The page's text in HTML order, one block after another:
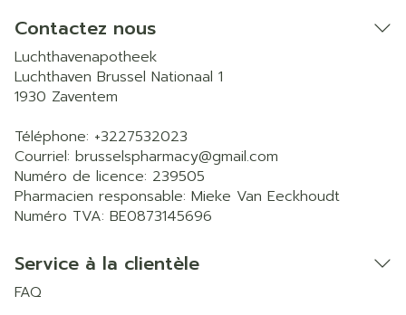
Contactez nous
Luchthavenapotheek
Luchthaven Brussel Nationaal 1
1930 Zaventem
Téléphone: +3227532023
Courriel: brusselspharmacy@gmail.com
Numéro de licence: 239505
Pharmacien responsable: Mieke Van Eeckhoudt
Numéro TVA: BE0873145696
Service à la clientèle
FAQ